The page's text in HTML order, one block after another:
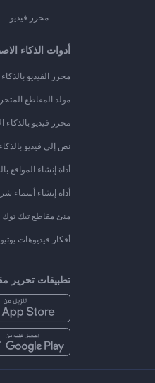
محرر فيديو
أدوات الذكاء
محرر الفيديو
مولد المقاطع
محرر فيديو بالذكاء
نص إلى فيديو
أداة إنشاء المواقع
أداة إنشاء أسماء
منئ مقاطع تيك توك
أفكار فيديوهات
تطبيقات تحرير